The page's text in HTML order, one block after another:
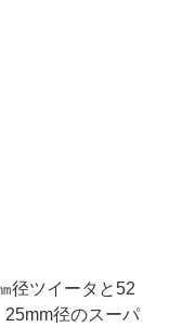
径ツイータと52
径のスーパ